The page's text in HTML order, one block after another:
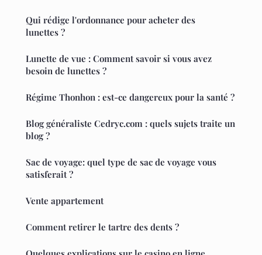
Qui rédige l'ordonnance pour acheter des
lunettes ?
Lunette de vue : Comment savoir si vous avez
besoin de lunettes ?
Régime Thonhon : est-ce dangereux pour la santé ?
Blog généraliste Cedryc.com : quels sujets traite un
blog ?
Sac de voyage: quel type de sac de voyage vous
satisferait ?
Vente appartement
Comment retirer le tartre des dents ?